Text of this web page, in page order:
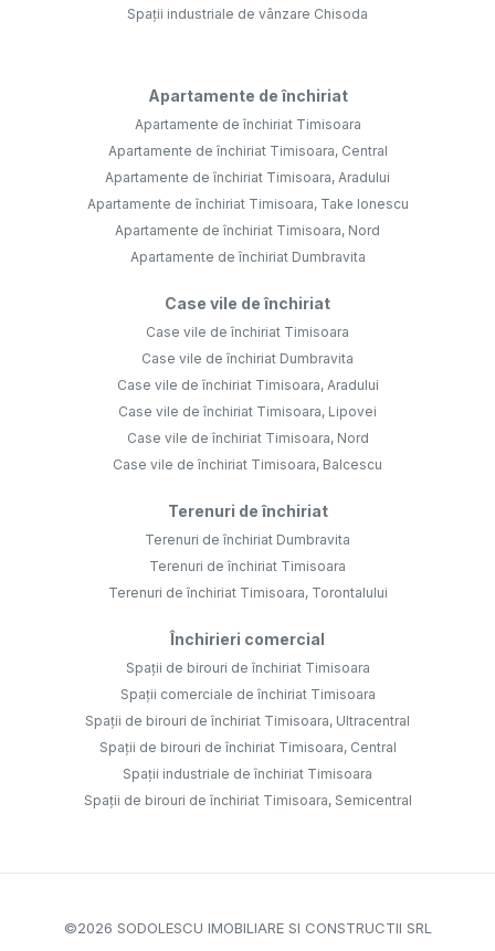
Spații industriale de vânzare Chisoda
Apartamente de închiriat
Apartamente de închiriat Timisoara
Apartamente de închiriat Timisoara, Central
Apartamente de închiriat Timisoara, Aradului
Apartamente de închiriat Timisoara, Take Ionescu
Apartamente de închiriat Timisoara, Nord
Apartamente de închiriat Dumbravita
Case vile de închiriat
Case vile de închiriat Timisoara
Case vile de închiriat Dumbravita
Case vile de închiriat Timisoara, Aradului
Case vile de închiriat Timisoara, Lipovei
Case vile de închiriat Timisoara, Nord
Case vile de închiriat Timisoara, Balcescu
Terenuri de închiriat
Terenuri de închiriat Dumbravita
Terenuri de închiriat Timisoara
Terenuri de închiriat Timisoara, Torontalului
Închirieri comercial
Spații de birouri de închiriat Timisoara
Spații comerciale de închiriat Timisoara
Spații de birouri de închiriat Timisoara, Ultracentral
Spații de birouri de închiriat Timisoara, Central
Spații industriale de închiriat Timisoara
Spații de birouri de închiriat Timisoara, Semicentral
©2026 SODOLESCU IMOBILIARE SI CONSTRUCTII SRL